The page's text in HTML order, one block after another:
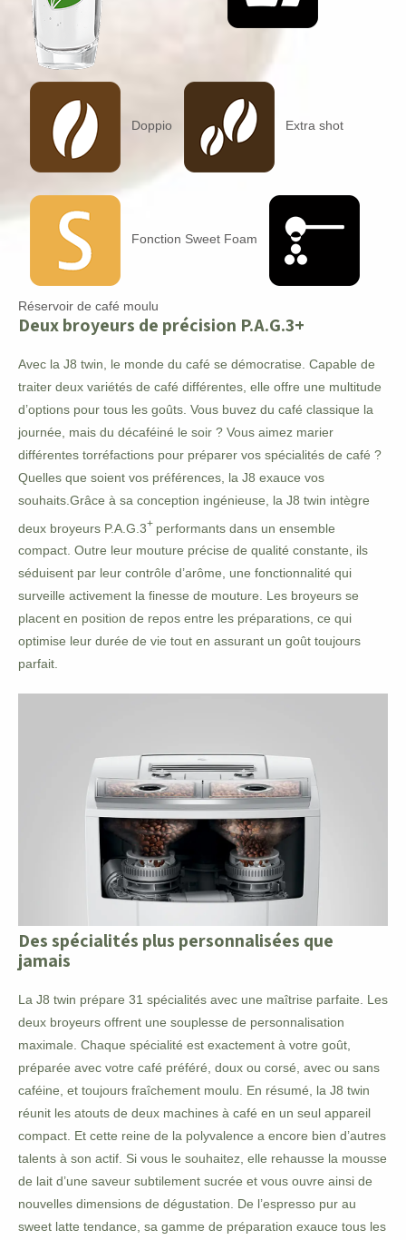
Doppio Extra shot
Fonction Sweet Foam
Réservoir de café moulu
Deux broyeurs de précision P.A.G.3+
Avec la J8 twin, le monde du café se démocratise. Capable de
traiter deux variétés de café différentes, elle offre une multitude
d’options pour tous les goûts. Vous buvez du café classique la
journée, mais du décaféiné le soir ? Vous aimez marier
différentes torréfactions pour préparer vos spécialités de café ?
Quelles que soient vos préférences, la J8 exauce vos
souhaits.Grâce à sa conception ingénieuse, la J8 twin intègre
deux broyeurs P.A.G.3+ performants dans un ensemble
compact. Outre leur mouture précise de qualité constante, ils
séduisent par leur contrôle d’arôme, une fonctionnalité qui
surveille activement la finesse de mouture. Les broyeurs se
placent en position de repos entre les préparations, ce qui
optimise leur durée de vie tout en assurant un goût toujours
parfait.
Des spécialités plus personnalisées que
jamais
La J8 twin prépare 31 spécialités avec une maîtrise parfaite. Les
deux broyeurs offrent une souplesse de personnalisation
maximale. Chaque spécialité est exactement à votre goût,
préparée avec votre café préféré, doux ou corsé, avec ou sans
caféine, et toujours fraîchement moulu. En résumé, la J8 twin
réunit les atouts de deux machines à café en un seul appareil
compact. Et cette reine de la polyvalence a encore bien d’autres
talents à son actif. Si vous le souhaitez, elle rehausse la mousse
de lait d’une saveur subtilement sucrée et vous ouvre ainsi de
nouvelles dimensions de dégustation. De l’espresso pur au
sweet latte tendance, sa gamme de préparation exauce tous les